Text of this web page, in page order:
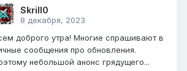
Skrill0
8 декабря, 2023
доброго утра! Многие спрашивают в
сообщения про обновления.
небольшой анонс грядущего...